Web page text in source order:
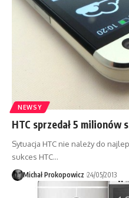
NEWSY
HTC sprzedał 5 milionów
Sytuacja HTC nie należy do
sukces HTC…
Michał Prokopowicz 24/05/2013